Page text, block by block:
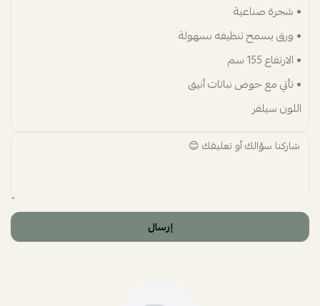
• شجرة صناعية
• ورق يسمح تنظيفه بسهولة
• الارتفاع 155 سم
• تأتي مع حوض نباتات أنيق
اللون سيلفر
إرسال